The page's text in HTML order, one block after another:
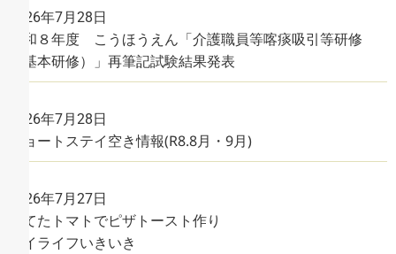
2026年7月28日
令和８年度 こうほうえん「介護職員等喀痰吸引等研修
（基本研修）」再筆記試験結果発表
2026年7月28日
ショートステイ空き情報(R8.8月・9月)
2026年7月27日
育てたトマトでピザトースト作り
デイライフいきいき